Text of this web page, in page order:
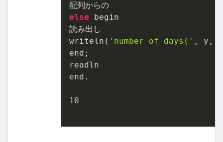
else begin
読み出し
writeln( 'number of days(' , y,
end;
readln
end.
10